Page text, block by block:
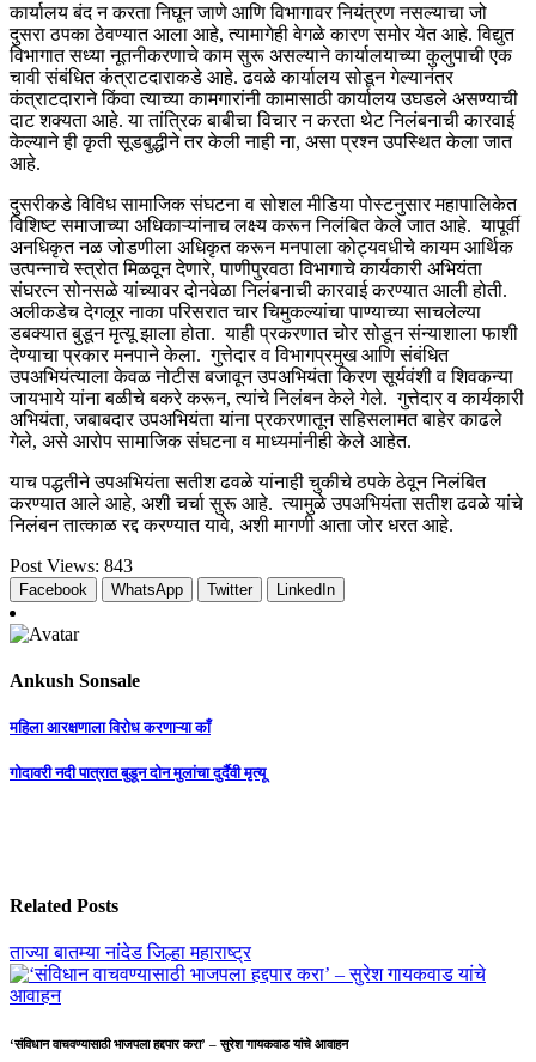
कार्यालय बंद न करता निघून जाणे आणि विभागावर नियंत्रण नसल्याचा जो
दुसरा ठपका ठेवण्यात आला आहे, त्यामागेही वेगळे कारण समोर येत आहे. विद्युत
विभागात सध्या नूतनीकरणाचे काम सुरू असल्याने कार्यालयाच्या कुलुपाची एक
चावी संबंधित कंत्राटदाराकडे आहे. ढवळे कार्यालय सोडून गेल्यानंतर
कंत्राटदाराने किंवा त्याच्या कामगारांनी कामासाठी कार्यालय उघडले असण्याची
दाट शक्यता आहे. या तांत्रिक बाबीचा विचार न करता थेट निलंबनाची कारवाई
केल्याने ही कृती सूडबुद्धीने तर केली नाही ना, असा प्रश्न उपस्थित केला जात
आहे.
दुसरीकडे विविध सामाजिक संघटना व सोशल मीडिया पोस्टनुसार महापालिकेत
विशिष्ट समाजाच्या अधिकाऱ्यांनाच लक्ष्य करून निलंबित केले जात आहे. यापूर्वी
अनधिकृत नळ जोडणीला अधिकृत करून मनपाला कोट्यवधीचे कायम आर्थिक
उत्पन्नाचे स्त्रोत मिळवून देणारे, पाणीपुरवठा विभागाचे कार्यकारी अभियंता
संघरत्न सोनसळे यांच्यावर दोनवेळा निलंबनाची कारवाई करण्यात आली होती.
अलीकडेच देगलूर नाका परिसरात चार चिमुकल्यांचा पाण्याच्या साचलेल्या
डबक्यात बुडून मृत्यू झाला होता. याही प्रकरणात चोर सोडून संन्याशाला फाशी
देण्याचा प्रकार मनपाने केला. गुत्तेदार व विभागप्रमुख आणि संबंधित
उपअभियंत्याला केवळ नोटीस बजावून उपअभियंता किरण सूर्यवंशी व शिवकन्या
जायभाये यांना बळीचे बकरे करून, त्यांचे निलंबन केले गेले. गुत्तेदार व कार्यकारी
अभियंता, जबाबदार उपअभियंता यांना प्रकरणातून सहिसलामत बाहेर काढले
गेले, असे आरोप सामाजिक संघटना व माध्यमांनीही केले आहेत.
याच पद्धतीने उपअभियंता सतीश ढवळे यांनाही चुकीचे ठपके ठेवून निलंबित
करण्यात आले आहे, अशी चर्चा सुरू आहे. त्यामुळे उपअभियंता सतीश ढवळे यांचे
निलंबन तात्काळ रद्द करण्यात यावे, अशी मागणी आता जोर धरत आहे.
Post Views: 843
Facebook WhatsApp Twitter LinkedIn
Ankush Sonsale
Post
navigation
महिला आरक्षणाला विरोध करणाऱ्या काँ
गोदावरी नदी पात्रात बुडून दोन मुलांचा दुर्दैवी मृत्यू
Related Posts
ताज्या बातम्यानांदेड जिल्हामहाराष्ट्र
‘संविधान वाचवण्यासाठी भाजपला हद्दपार करा’ – सुरेश गायकवाड यांचे आवाहन